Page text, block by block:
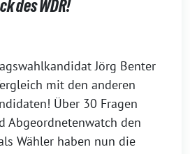
des WDR!
Jörg Benter
mit den anderen
Über 30 Fragen
Abgeordnetenwatch den
Wähler haben nun die